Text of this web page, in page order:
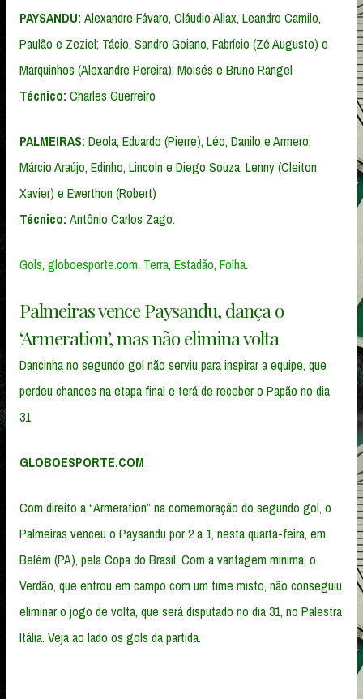
PAYSANDU: Alexandre Fávaro, Cláudio Allax, Leandro Camilo,
Paulão e Zeziel; Tácio, Sandro Goiano, Fabrício (Zé Augusto) e
Marquinhos (Alexandre Pereira); Moisés e Bruno Rangel
Técnico: Charles Guerreiro
PALMEIRAS: Deola; Eduardo (Pierre), Léo, Danilo e Armero;
Márcio Araújo, Edinho, Lincoln e Diego Souza; Lenny (Cleiton
Xavier) e Ewerthon (Robert)
Técnico: Antônio Carlos Zago.
Gols, globoesporte.com, Terra, Estadão, Folha.
Palmeiras vence Paysandu, dança o
‘Armeration’, mas não elimina volta
Dancinha no segundo gol não serviu para inspirar a equipe, que
perdeu chances na etapa final e terá de receber o Papão no dia
31
GLOBOESPORTE.COM
Com direito a “Armeration” na comemoração do segundo gol, o
Palmeiras venceu o Paysandu por 2 a 1, nesta quarta-feira, em
Belém (PA), pela Copa do Brasil. Com a vantagem mínima, o
Verdão, que entrou em campo com um time misto, não conseguiu
eliminar o jogo de volta, que será disputado no dia 31, no Palestra
Itália. Veja ao lado os gols da partida.